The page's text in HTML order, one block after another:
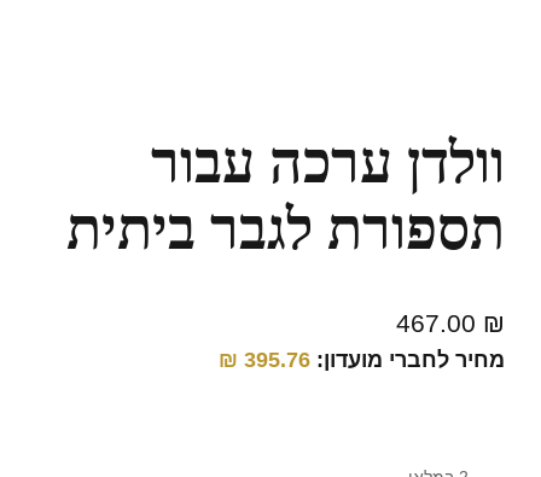
וולדן ערכה עבור
תספורת לגבר ביתית
467.00 ₪
מחיר לחברי מועדון: 395.76
₪